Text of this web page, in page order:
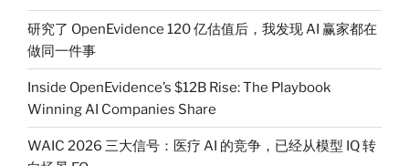
研究了 OpenEvidence 120 亿估值后，我发现 AI 赢家都在
做同一件事
Inside OpenEvidence’s $12B Rise: The Playbook
Winning AI Companies Share
WAIC 2026 三大信号：医疗 AI 的竞争，已经从模型 IQ 转